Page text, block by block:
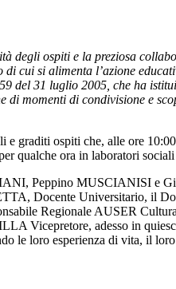
degli ospiti e la preziosa
di cui si alimenta l’azione
del 31 luglio 2005, che ha
di momenti di condivisione e
e graditi ospiti che, alle ore
qualche ora in laboratori
Peppino MUSCIANISI e
Docente Universitario, il
Regionale AUSER
Vicepretore, adesso in
le loro esperienza di vita, il